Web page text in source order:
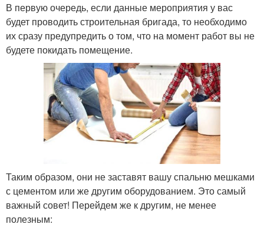
В первую очередь, если данные мероприятия у вас
будет проводить строительная бригада, то необходимо
их сразу предупредить о том, что на момент работ вы не
будете покидать помещение.
Таким образом, они не заставят вашу спальню мешками
с цементом или же другим оборудованием. Это самый
важный совет! Перейдем же к другим, не менее
полезным: